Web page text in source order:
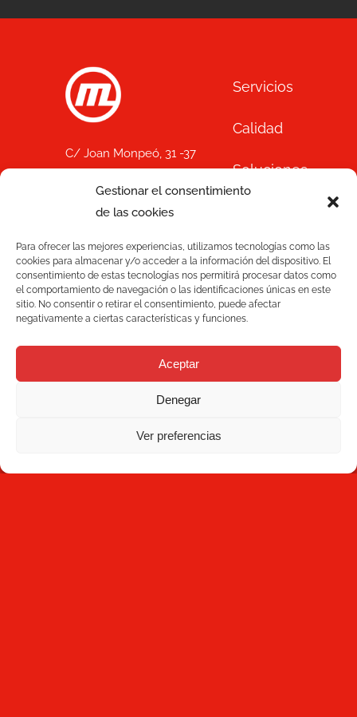
Gestionar el consentimiento
de las cookies
Para ofrecer las mejores experiencias, utilizamos tecnologías como las
cookies para almacenar y/o acceder a la información del dispositivo. El
consentimiento de estas tecnologías nos permitirá procesar datos como
el comportamiento de navegación o las identificaciones únicas en este
sitio. No consentir o retirar el consentimiento, puede afectar
negativamente a ciertas características y funciones.
Aceptar
Denegar
Ver preferencias
C/ Joan Monpeó, 31 -37
Barcelona, España
+34 93 736 35 00
mecesa@mecesa.com
Servicios
Calidad
Soluciones
Mecesa
Contacto
NEWSLETTER
Suscríbete